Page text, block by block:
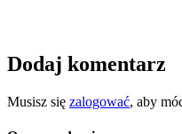
Dodaj komentarz
Musisz się zalogować, aby